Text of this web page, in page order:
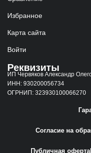
Избранное
Карта сайта
Войти
Реквизиты
ИП Червяков Александр
ИНН: 930200056734
ОГРНИП: 323930100066270
Согласие на
Публичная оферта